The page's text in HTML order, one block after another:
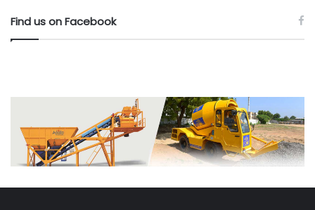
મ્યુનિસિપલ પરફોર્મન્સ ઈન્ડેક્સના આધાર પર ઈન્દોર દેશમાં નંબર-1
શહેર છે. આ ઈન્ડેક્સને 114 નગર નિગમના 20 સેક્ટર અને 100
વસ્તી કે શહેરી નિગમમાં નવી દિલ્હી, તિરુપતિ અને ગાંધીનગર ટોપ-3
ટીમ બિલ્ટ ઈન્ડિયા, સૌજન્ય દિવ્ય ભાસ્કર
Find us on Facebook